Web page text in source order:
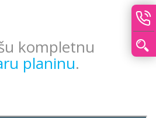
kompletnu
planinu.